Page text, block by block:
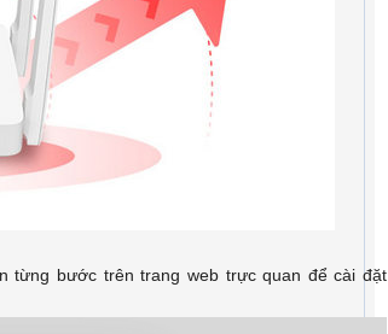
từng bước trên trang web trực quan để cài đặt